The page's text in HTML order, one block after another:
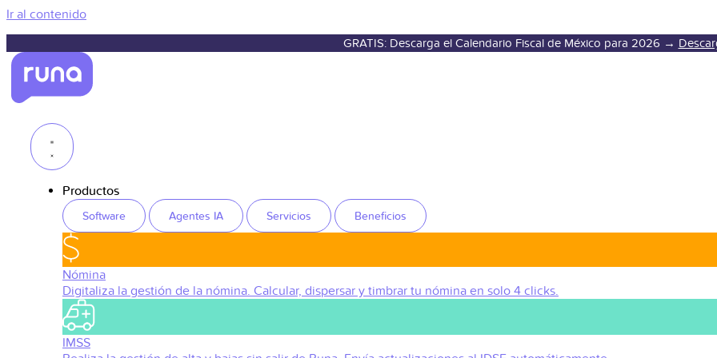
Ir al contenido
GRATIS: Descarga el Calendario Fiscal de México para 2026 →
Productos
Software Agentes IA Servicios Beneficios
Nómina
Digitaliza la gestión de la nómina. Calcular, dispersar y timbrar tu nómina en solo 4 clicks.
IMSS